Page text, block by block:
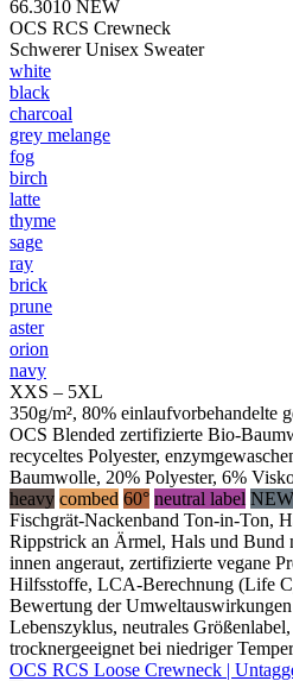
66.3010 NEW
OCS RCS Crewneck
Schwerer Unisex Sweater
white
black
charcoal
grey melange
fog
birch
latte
thyme
sage
ray
brick
prune
aster
orion
navy
XXS – 5XL
350g/m², 80% einlaufvorbehandelte
OCS Blended zertifizierte Bio-
recyceltes Polyester,
Baumwolle, 20% Polyester, 6%
heavy combed 60° neutral label
Fischgrät-Nackenband Ton-in-Ton,
Rippstrick an Ärmel, Hals und Bund
innen angeraut, zertifizierte vegane
Hilfsstoffe, LCA-Berechnung (Life
Bewertung der Umweltauswirkungen
Lebenszyklus, neutrales Größenlabel,
trocknergeeignet bei niedriger
OCS RCS Loose Crewneck |